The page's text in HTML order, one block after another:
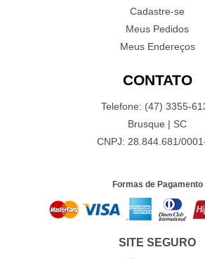
Cadastre-se
Meus Pedidos
Meus Endereços
CONTATO
Telefone: (47) 3355-
Brusque | SC
CNPJ: 28.844.681/
Formas de Pagamento
SITE SEGURO